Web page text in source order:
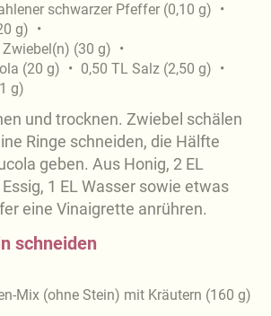
schwarzer Pfeffer (0,10 g)
g)
Zwiebel(n) (30 g)
(20 g) 0,50 TL Salz (2,50 g)
g)
und trocknen. Zwiebel schälen
Ringe schneiden, die Hälfte
geben. Aus Honig, 2 EL
Essig, 1 EL Wasser sowie etwas
eine Vinaigrette anrühren.
schneiden
Mix (ohne Stein) mit Kräutern (160 g)